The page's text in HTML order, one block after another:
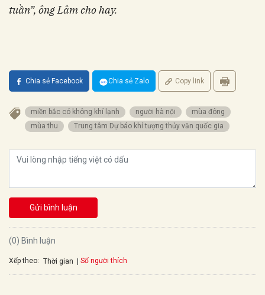
tuần”, ông Lâm cho hay.
Chia sẻ Facebook Chia sẻ Zalo Copy link
miền bắc có không khí lạnh người hà nội
mùa đông
mùa thu
Trung tâm Dự báo khí tượng thủy văn quốc gia
Gửi bình luận
(0) Bình luận
Xếp theo: Thời gian Số người thích